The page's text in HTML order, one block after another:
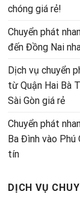
chóng giá rẻ!
Chuyển phát
đến Đồng Nai
Dịch vụ chuyển
từ Quận Hai Bà
Sài Gòn giá rẻ
Chuyển phát
Ba Đình vào
tín
DỊCH VỤ